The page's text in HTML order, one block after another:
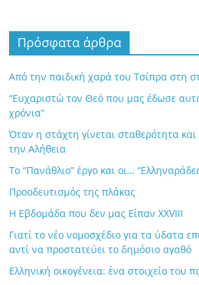
Πρόσφατα άρθρα
Από την παιδική χαρά του Τσίπρα στη
“Ευχαριστώ τον Θεό που μας έδωσε
χρόνια”
Όταν η στάχτη γίνεται σταθερότητα
την Αλήθεια
Το “Πανάθλιο” έργο και οι…
Προοδευτισμός της πλάκας
Η Εβδομάδα που δεν μας Είπαν XXVIII
Γιατί το νέο νομοσχέδιο για τα ύδατα
αντί να προστατεύει το δημόσιο αγαθό
Ελληνική οικογένεια: ένα στοιχείο του